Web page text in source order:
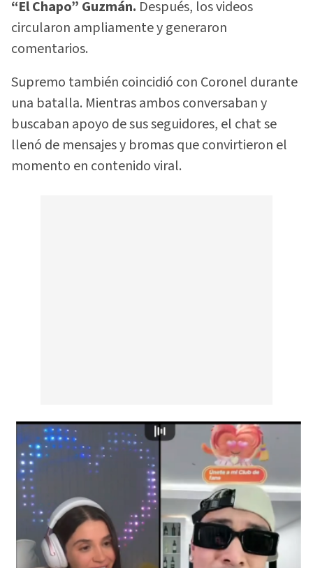
“El Chapo” Guzmán. Después, los videos
circularon ampliamente y generaron
comentarios.
Supremo también coincidió con Coronel durante
una batalla. Mientras ambos conversaban y
buscaban apoyo de sus seguidores, el chat se
llenó de mensajes y bromas que convirtieron el
momento en contenido viral.